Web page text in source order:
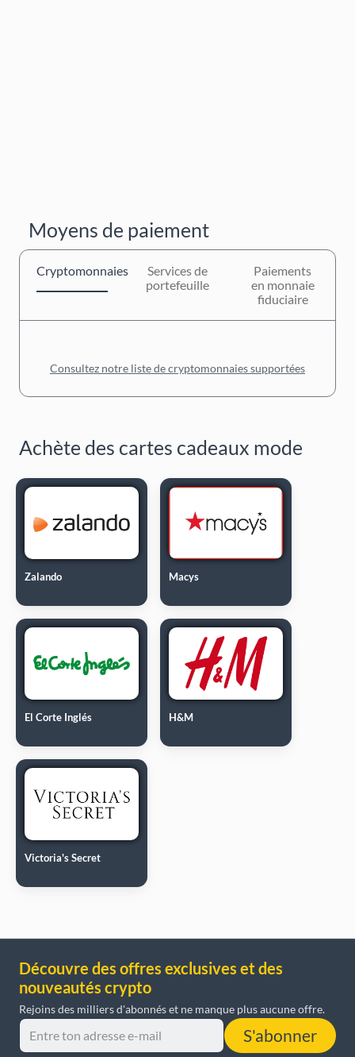
Moyens de paiement
Cryptomonnaies
Services de
portefeuille
Paiements
en monnaie
fiduciaire
Consultez notre liste de cryptomonnaies supportées
Achète des cartes cadeaux mode
Zalando Macys
El Corte Inglés H&M
Victoria's Secret
Découvre des offres exclusives et des
nouveautés crypto
Rejoins des milliers d'abonnés et ne manque plus aucune offre.
S'abonner